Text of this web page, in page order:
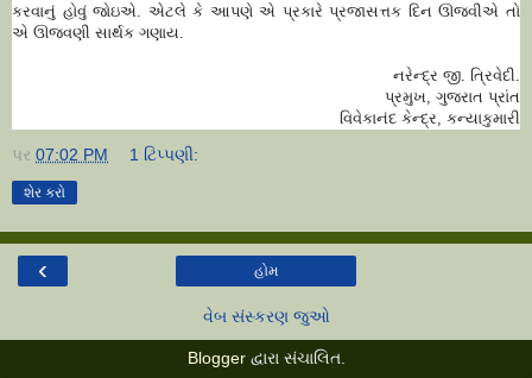
કરવાનું હોવું જોઇએ. એટલે કે આપણે એ પ્રકારે પ્રજાસત્તક દિન ઊજવીએ તો
એ ઊજવણી સાર્થક ગણાય.
નરેન્દ્ર જી. ત્રિવેદી.
પ્રમુખ, ગુજરાત પ્રાંત
વિવેકાનંદ કેન્દ્ર, કન્યાકુમારી
પર 07:02 PM 1 ટિપ્પણી:
શેર કરો
‹ હોમ
વેબ સંસ્કરણ જુઓ
Bloggerદ્વારા સંચાલિત.